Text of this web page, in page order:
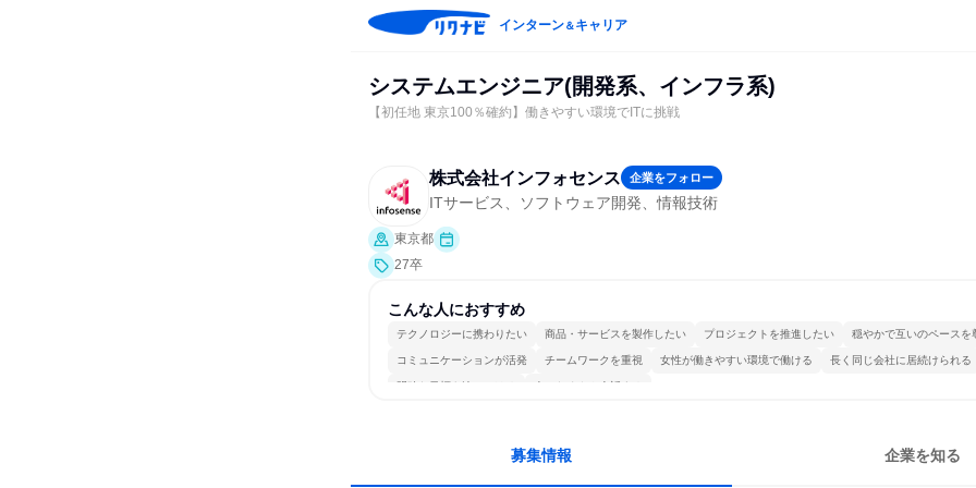
インターン＆キャリア
システムエンジニア(開発系、インフラ系)
【初任地 東京100％確約】働きやすい環境でITに挑戦
株式会社インフォセンス 企業をフォロー
ITサービス、ソフトウェア開発、情報技術
東京都
27卒
こんな人におすすめ
テクノロジーに携わりたい 商品・サービスを製作したい プロジェクトを推進したい 穏やかで互いのペースを
コミュニケーションが活発 チームワークを重視 女性が働きやすい環境で働ける 長く同じ会社に居続けられる
明確な目標を追いかける 人とたくさん会話する
募集情報 企業を知る